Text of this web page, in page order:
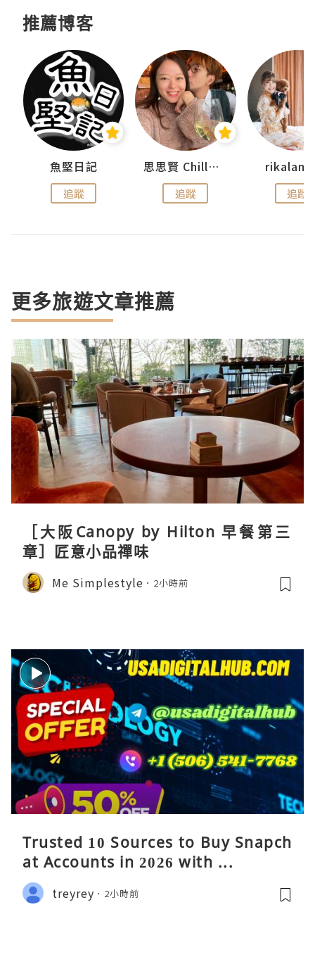
推薦博客
魚堅日記
追蹤
思思賢 ChillMyBabe
追蹤 追蹤
更多旅遊文章推薦
［大阪Canopy by Hilton 早餐第三
章］匠意小品禪味
Me Simplestyle 2小時前
Trusted 10 Sources to Buy Snapch
at Accounts in 2026 with ...
treyrey 2小時前